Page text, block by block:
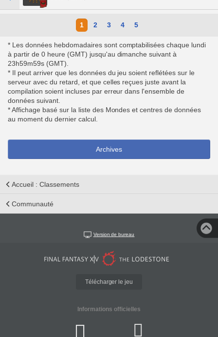
1 2 3 4 5
* Les données hebdomadaires sont comptabilisées chaque lundi
à partir de 0 heure (GMT) jusqu'au dimanche suivant à
23h59m59s (GMT).
* Il peut arriver que les données du jeu soient reflétées sur le
serveur avec du retard, et que celles reçues juste avant la
compilation soient incluses par erreur dans l'ensemble de
données suivant.
* Affichage basé sur la liste des Mondes et centres de données
au moment du dernier calcul.
Archives
Accueil : Classements
Communauté
Version de bureau
Télécharger le jeu
Informations officielles